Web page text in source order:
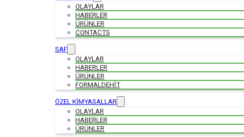
OLAYLAR
HABERLER
ÜRÜNLER
CONTACTS
SAF
OLAYLAR
HABERLER
ÜRÜNLER
FORMALDEHIT
ÖZEL KİMYASALLAR
OLAYLAR
HABERLER
ÜRÜNLER